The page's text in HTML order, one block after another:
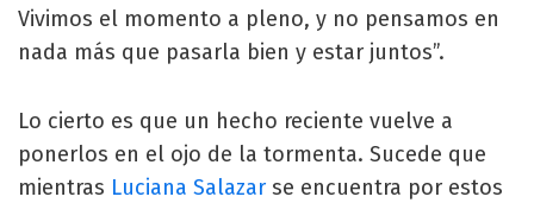
Vivimos el momento a pleno, y no pensamos en
nada más que pasarla bien y estar juntos”.
Lo cierto es que un hecho reciente vuelve a
ponerlos en el ojo de la tormenta. Sucede que
mientras Luciana Salazar se encuentra por estos